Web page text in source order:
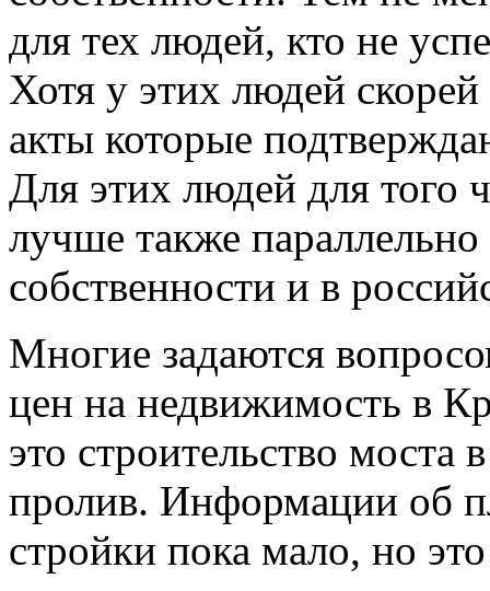
для тех людей, кто не
Хотя у этих людей скорей
акты которые
Для этих людей для того
лучше также параллельно
собственности и в
Многие задаются
цен на недвижимость в
это строительство
пролив. Информации об
стройки пока мало, но